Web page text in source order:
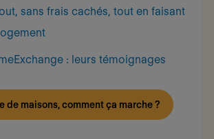
sans frais cachés, tout en faisant
: leurs témoignages
de maisons, comment ça marche ?